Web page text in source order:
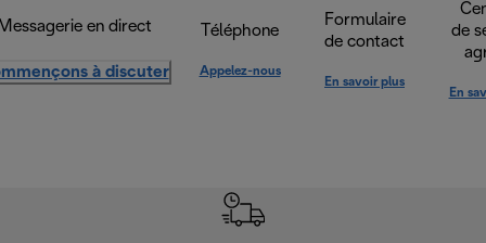
en direct
à discuter
Téléphone
Appelez-nous
Formulaire
de contact
En savoir plus
de
En